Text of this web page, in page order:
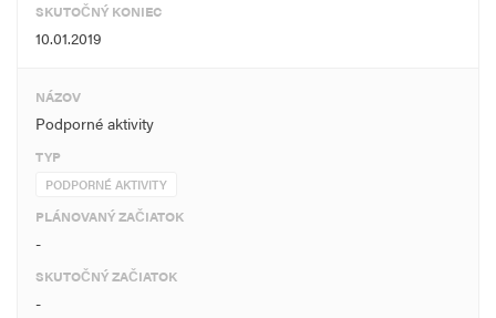
SKUTOČNÝ KONIEC
10.01.2019
NÁZOV
Podporné aktivity
TYP
PODPORNÉ AKTIVITY
PLÁNOVANÝ ZAČIATOK
-
SKUTOČNÝ ZAČIATOK
-